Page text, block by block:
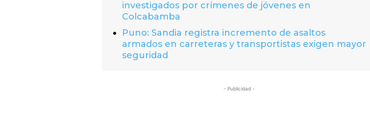
investigados por crímenes de jóvenes en
Colcabamba
Puno: Sandia registra incremento de asaltos
armados en carreteras y transportistas exigen mayor
seguridad
- Publicidad -